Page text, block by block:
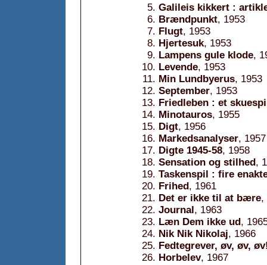
Galileis kikkert :
Brændpunkt, 1953
Flugt, 1953
Hjertesuk, 1953
Lampens gule klode,
Levende, 1953
Min Lundbyerus, 1953
September, 1953
Friedleben : et
Minotauros, 1955
Digt, 1956
Markedsanalyser, 1957
Digte 1945-58, 1958
Sensation og stilhed,
Taskenspil : fire
Frihed, 1961
Det er ikke til at bære,
Journal, 1963
Læn Dem ikke ud,
Nik Nik Nikolaj, 1966
Fedtegrever, øv, øv,
Horbelev, 1967